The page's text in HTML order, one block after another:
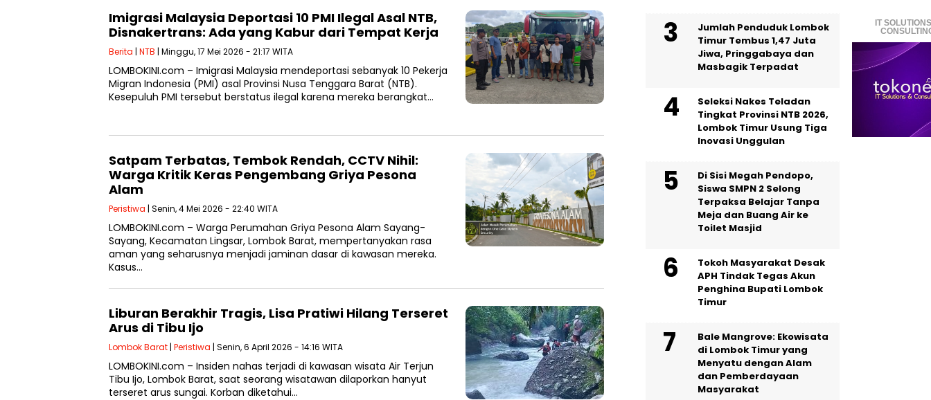
IT
Imigrasi Malaysia Deportasi 10 PMI Ilegal Asal NTB,
Disnakertrans: Ada yang Kabur dari Tempat Kerja
Berita | NTB | Minggu, 17 Mei 2026 - 21:17 WITA
LOMBOKINI.com – Imigrasi Malaysia mendeportasi sebanyak 10 Pekerja
Migran Indonesia (PMI) asal Provinsi Nusa Tenggara Barat (NTB).
Kesepuluh PMI tersebut berstatus ilegal karena mereka berangkat…
Satpam Terbatas, Tembok Rendah, CCTV Nihil:
Warga Kritik Keras Pengembang Griya Pesona
Alam
Peristiwa | Senin, 4 Mei 2026 - 22:40 WITA
LOMBOKINI.com – Warga Perumahan Griya Pesona Alam Sayang-
Sayang, Kecamatan Lingsar, Lombok Barat, mempertanyakan rasa
aman yang seharusnya menjadi jaminan dasar di kawasan mereka.
Kasus…
Liburan Berakhir Tragis, Lisa Pratiwi Hilang Terseret
Arus di Tibu Ijo
Lombok Barat | Peristiwa | Senin, 6 April 2026 - 14:16 WITA
LOMBOKINI.com – Insiden nahas terjadi di kawasan wisata Air Terjun
Tibu Ijo, Lombok Barat, saat seorang wisatawan dilaporkan hanyut
terseret arus sungai. Korban diketahui…
Jumlah Penduduk Lombok
Timur Tembus 1,47 Juta
Jiwa, Pringgabaya dan
Masbagik Terpadat
Seleksi Nakes Teladan
Tingkat Provinsi NTB 2026,
Lombok Timur Usung Tiga
Inovasi Unggulan
Di Sisi Megah Pendopo,
Siswa SMPN 2 Selong
Terpaksa Belajar Tanpa
Meja dan Buang Air ke
Toilet Masjid
Tokoh Masyarakat Desak
APH Tindak Tegas Akun
Penghina Bupati Lombok
Timur
Bale Mangrove: Ekowisata
di Lombok Timur yang
Menyatu dengan Alam
dan Pemberdayaan
Masyarakat